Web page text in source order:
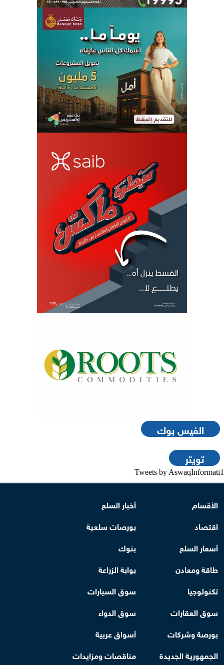
الفيس بوك
تويتر
Tweets by AswaqInformati1
الأقسام
أخبار السلع
اقتصاد
بورصات سلعية
أسعار السلع
بنوك
طاقة ومعادن
بوابة الزراعة
تكنولوجيا
سوق السيارات
سوق العقارات
سوق الدواء
بورصة وشركات
أسواق عربية
الجمهورية الجديدة
مناقصات ومزايدات